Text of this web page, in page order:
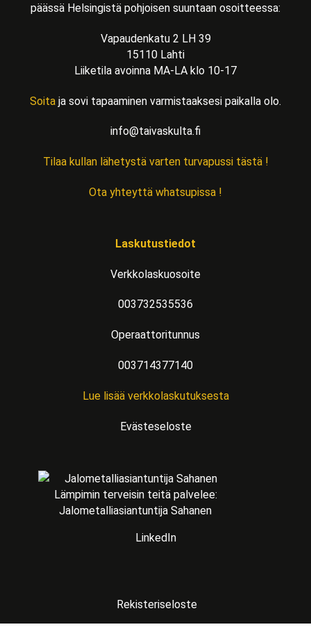
päässä Helsingistä pohjoisen suuntaan osoitteessa:
Vapaudenkatu 2 LH 39
15110 Lahti
Liiketila avoinna MA-LA klo 10-17
Soita ja sovi tapaaminen varmistaaksesi paikalla olo.
info@taivaskulta.fi
Tilaa kullan lähetystä varten turvapussi tästä !
Ota yhteyttä whatsupissa !
Laskutustiedot
Verkkolaskuosoite
003732535536
Operaattoritunnus
003714377140
Lue lisää verkkolaskutuksesta
Evästeseloste
Lämpimin terveisin teitä palvelee:
Jalometalliasiantuntija Sahanen
LinkedIn
Rekisteriseloste